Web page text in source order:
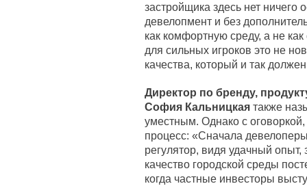
застройщика здесь нет ничего
девелопмент и без
как комфортную среду, а не
для сильных игроков это не
качества, который и так
Директор по бренду,
София Кальницкая также
уместным. Однако с
процесс: «Сначала
регулятор, видя удачный опыт,
качество городской среды
когда частные инвесторы